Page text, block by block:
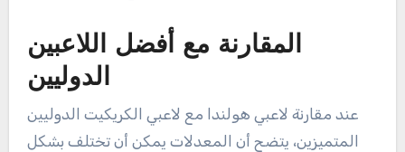
المقارنة مع أفضل اللاعبين
الدوليين
عند مقارنة لاعبي هولندا مع لاعبي الكريكيت الدوليين
المتميزين، يتضح أن المعدلات يمكن أن تختلف بشكل